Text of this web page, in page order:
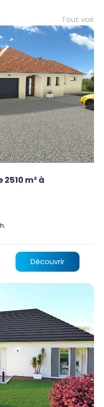
Tout voir
m² à
Découvrir